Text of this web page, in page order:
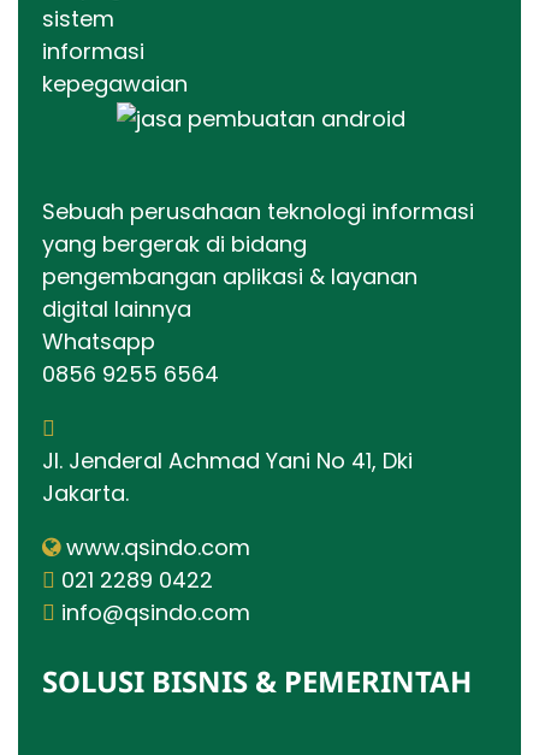
Sebuah perusahaan teknologi informasi
yang bergerak di bidang
pengembangan aplikasi & layanan
digital lainnya
Whatsapp
0856 9255 6564
Jl. Jenderal Achmad Yani No 41, Dki
Jakarta.
www.qsindo.com
021 2289 0422
info@qsindo.com
SOLUSI BISNIS & PEMERINTAH